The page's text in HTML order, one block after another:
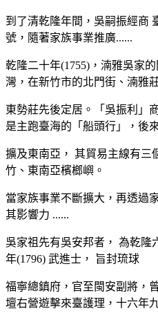
到了清乾隆年間，吳嗣振經商
號，隨著家族事業推廣......
乾隆二十年(1755)，湳雅吳家
灣，在新竹市的北門街、湳雅
東勢莊先後定居。「吳振利」
是主跑臺海的「船頭行」，後
擴及東南亞， 其貿易主線有三
竹、東南亞檳榔嶼。
當家族事業不斷擴大，再透過
其影響力 ......
吳家祖先有吳安邦者， 為乾隆
年(1796) 武進士， 旨封琉球
福寧總鎮府，官至閩安副將，
壇右營遊擊來臺護理，十六年